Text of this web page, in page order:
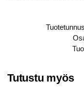
Tutustu myös